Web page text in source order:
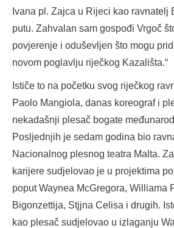
Ivana pl. Zajca u Rijeci kao ravnatelj
putu. Zahvalan sam gospođi Vrgoč
povjerenje i oduševljen što mogu
novom poglavlju riječkog Kazališta.“
Ističe to na početku svog riječkog
Paolo Mangiola, danas koreograf i
nekadašnji plesač bogate
Posljednjih je sedam godina bio
Nacionalnog plesnog teatra Malta.
karijere sudjelovao je u projektima
poput Waynea McGregora, Williama
Bigonzettija, Stjjna Celisa i drugih.
kao plesač sudjelovao u izlaganju